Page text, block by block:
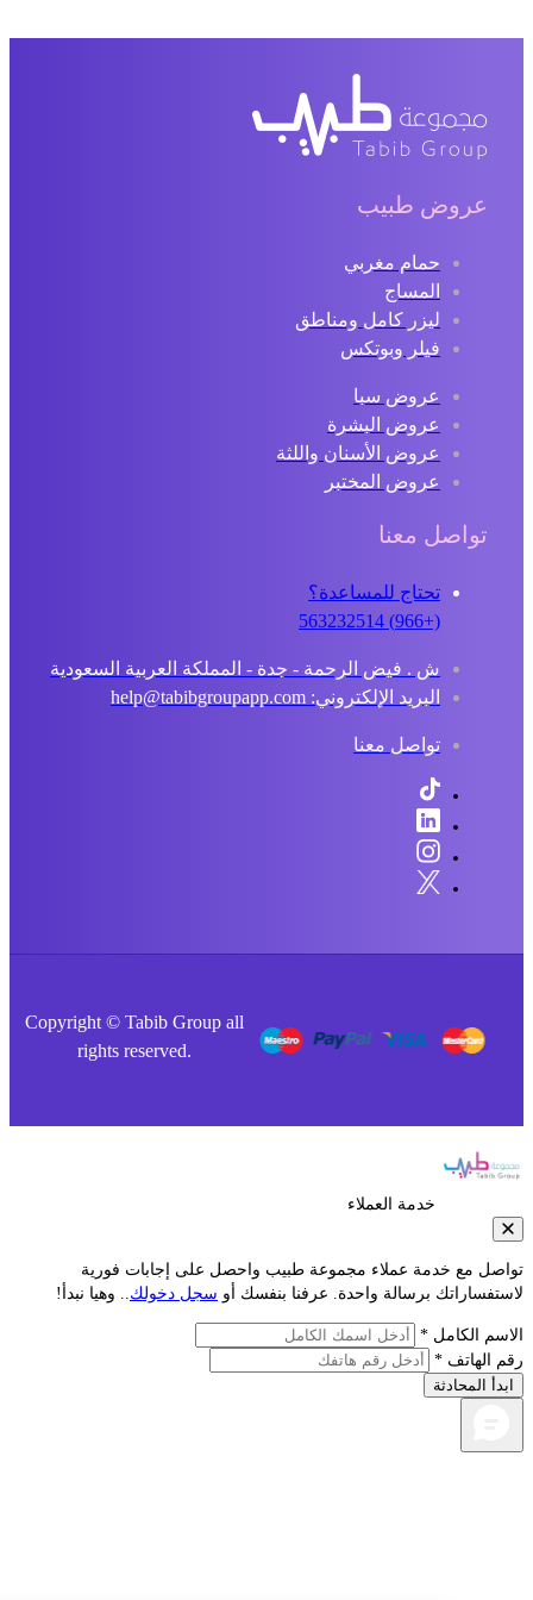
عروض طبيب
حمام مغربي
المساج
ليزر كامل ومناطق
فيلر وبوتكس
عروض سبا
عروض البشرة
عروض الأسنان واللثة
عروض المختبر
تواصل معنا
تحتاج للمساعدة؟
ش . فيض الرحمة - جدة - المملكة العربية السعودية
البريد الإلكتروني: help@tabibgroupapp.com
تواصل معنا
Copyright © Tabib Group all
rights reserved.
خدمة العملاء
مع خدمة عملاء مجموعة طبيب واحصل على إجابات فورية
برسالة واحدة. عرفنا بنفسك أوسجل دخولك.. وهيا نبدأ!
الكامل *
الهاتف *
المحادثة